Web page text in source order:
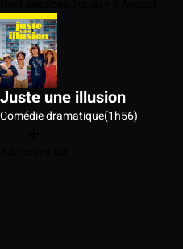
Juste une illusion
Comédie dramatique(1h56)